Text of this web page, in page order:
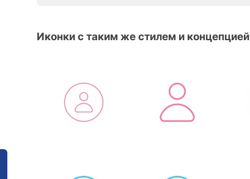
Иконки с таким же стилем и концепцией